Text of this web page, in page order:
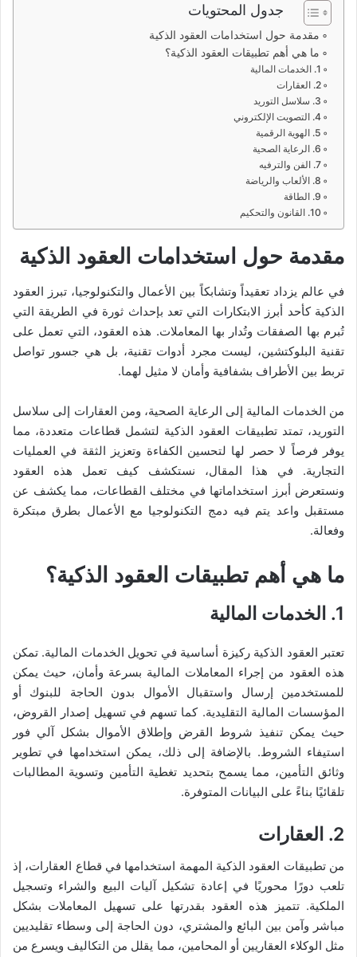
جدول المحتويات
مقدمة حول استخدامات العقود الذكية
ما هي أهم تطبيقات العقود الذكية؟
1. الخدمات المالية
2. العقارات
3. سلاسل التوريد
4. التصويت الإلكتروني
5. الهوية الرقمية
6. الرعاية الصحية
7. الفن والترفيه
8. الألعاب والرياضة
9. الطاقة
10. القانون والتحكيم
مقدمة حول استخدامات العقود الذكية
في عالم يزداد تعقيداً وتشابكاً بين الأعمال والتكنولوجيا، تبرز العقود
الذكية كأحد أبرز الابتكارات التي تعد بإحداث ثورة في الطريقة التي
تُبرم بها الصفقات وتُدار بها المعاملات. هذه العقود، التي تعمل على
تقنية البلوكتشين، ليست مجرد أدوات تقنية، بل هي جسور تواصل
تربط بين الأطراف بشفافية وأمان لا مثيل لهما.
من الخدمات المالية إلى الرعاية الصحية، ومن العقارات إلى سلاسل
التوريد، تمتد تطبيقات العقود الذكية لتشمل قطاعات متعددة، مما
يوفر فرصاً لا حصر لها لتحسين الكفاءة وتعزيز الثقة في العمليات
التجارية. في هذا المقال، نستكشف كيف تعمل هذه العقود
ونستعرض أبرز استخداماتها في مختلف القطاعات، مما يكشف عن
مستقبل واعد يتم فيه دمج التكنولوجيا مع الأعمال بطرق مبتكرة
وفعالة.
ما هي أهم تطبيقات العقود الذكية؟
1. الخدمات المالية
تعتبر العقود الذكية ركيزة أساسية في تحويل الخدمات المالية. تمكن
هذه العقود من إجراء المعاملات المالية بسرعة وأمان، حيث يمكن
للمستخدمين إرسال واستقبال الأموال بدون الحاجة للبنوك أو
المؤسسات المالية التقليدية. كما تسهم في تسهيل إصدار القروض،
حيث يمكن تنفيذ شروط القرض وإطلاق الأموال بشكل آلي فور
استيفاء الشروط. بالإضافة إلى ذلك، يمكن استخدامها في تطوير
وثائق التأمين، مما يسمح بتحديد تغطية التأمين وتسوية المطالبات
تلقائيًا بناءً على البيانات المتوفرة.
2. العقارات
من تطبيقات العقود الذكية المهمة استخدامها في قطاع العقارات، إذ
تلعب دورًا محوريًا في إعادة تشكيل آليات البيع والشراء وتسجيل
الملكية. تتميز هذه العقود بقدرتها على تسهيل المعاملات بشكل
مباشر وآمن بين البائع والمشتري، دون الحاجة إلى وسطاء تقليديين
مثل الوكلاء العقاريين أو المحامين، مما يقلل من التكاليف ويسرع من